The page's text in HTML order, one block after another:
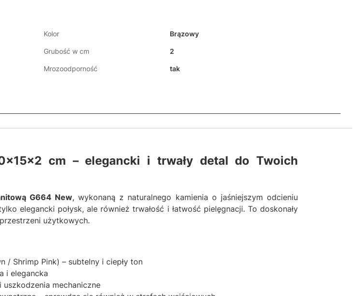
Kolor Brązowy
Grubość w cm 2
Mrozoodporność tak
cm – elegancki i trwały detal do Twoich
G664 New, wykonaną z naturalnego kamienia o jaśniejszym odcieniu
elegancki połysk, ale również trwałość i łatwość pielęgnacji. To doskonały
użytkowych.
/ Shrimp Pink) – subtelny i ciepły ton
i elegancka
mechaniczne